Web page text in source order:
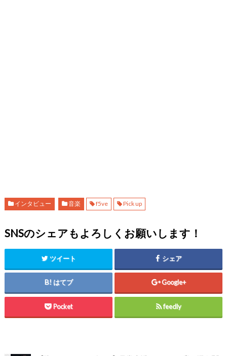
インタビュー 音楽 f5ve Pick up
SNSのシェアもよろしくお願いします！
ツイート シェア
はてブ Google+
Pocket feedly